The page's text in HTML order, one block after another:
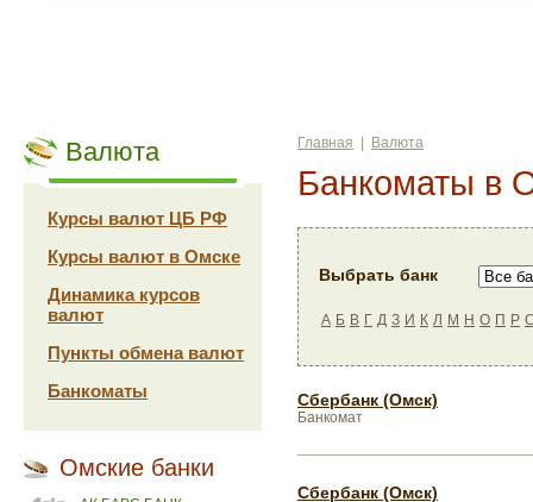
Валюта
Курсы валют ЦБ РФ
Курсы валют в Омске
Динамика курсов
валют
Пункты обмена валют
Банкоматы
Омские банки
Главная Валюта
Банкоматы в
Выбрать банк
А Б В Г Д З И К Л М Н О П Р
Сбербанк (Омск)
Банкомат
Сбербанк (Омск)